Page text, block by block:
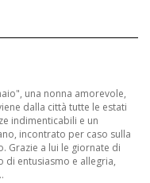
una nonna amorevole,
dalla città tutte le estati
indimenticabili e un
incontrato per caso sulla
Grazie a lui le giornate di
di entusiasmo e allegria,